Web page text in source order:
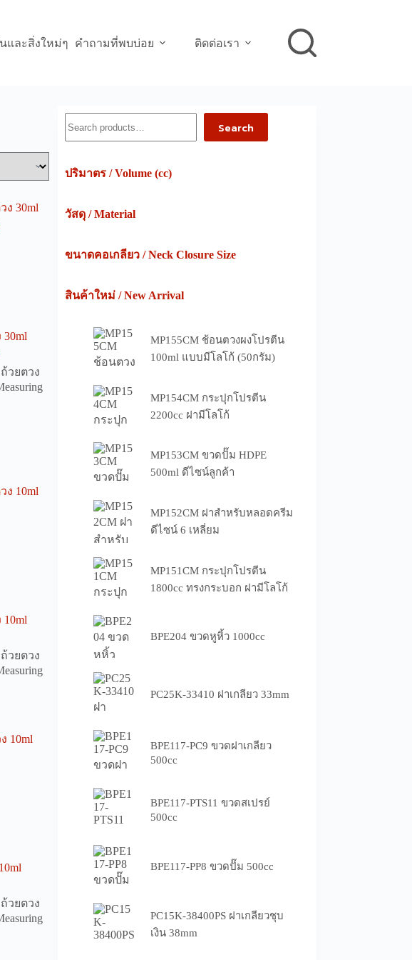
และสิ่งใหม่ๆ คำถามที่พบบ่อย ติดต่อเรา
วยตวง
วยตวง
วยตวง
Search
ปริมาตร / Volume (cc)
วัสดุ / Material
ขนาดคอเกลียว / Neck Closure Size
สินค้าใหม่ / New Arrival
MP155CM ช้อนตวงผงโปรตีน
100ml แบบมีโลโก้ (50กรัม)
MP154CM กระปุกโปรตีน
2200cc ฝามีโลโก้
MP153CM ขวดปั๊ม HDPE
500ml ดีไซน์ลูกค้า
MP152CM ฝาสำหรับหลอดครีม
ดีไซน์ 6 เหลี่ยม
MP151CM กระปุกโปรตีน
1800cc ทรงกระบอก ฝามีโลโก้
BPE204 ขวดหูหิ้ว 1000cc
PC25K-33410 ฝาเกลียว 33mm
BPE117-PC9 ขวดฝาเกลียว
500cc
BPE117-PTS11 ขวดสเปรย์
500cc
BPE117-PP8 ขวดปั๊ม 500cc
PC15K-38400PS ฝาเกลียวชุบ
เงิน 38mm